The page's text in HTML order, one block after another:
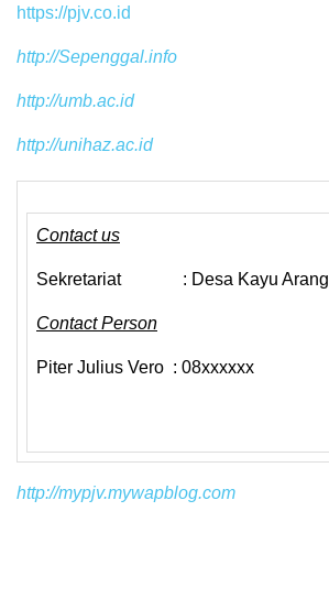
https://pjv.co.id
http://Sepenggal.info
http://umb.ac.id
http://unihaz.ac.id
Contact us
Sekretariat : Desa Kayu Arang
Contact Person
Piter Julius Vero : 08xxxxxx
http://mypjv.mywapblog.com